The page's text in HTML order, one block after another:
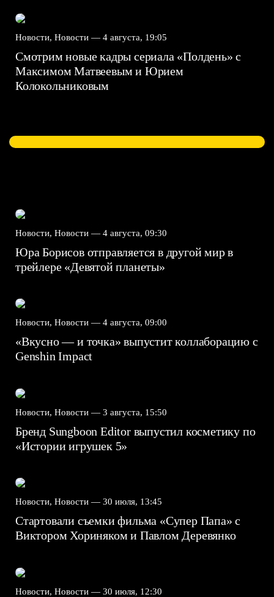
Новости, Новости — 4 августа, 19:05
Смотрим новые кадры сериала «Полдень» с
Максимом Матвеевым и Юрием
Колокольниковым
Новости, Новости — 4 августа, 09:30
Юра Борисов отправляется в другой мир в
трейлере «Девятой планеты»
Новости, Новости — 4 августа, 09:00
«Вкусно — и точка» выпустит коллаборацию с
Genshin Impact⁠⁠
Новости, Новости — 3 августа, 15:50
Бренд Sungboon Editor выпустил косметику по
«Истории игрушек 5»
Новости, Новости — 30 июля, 13:45
Стартовали съемки фильма «Супер Папа» с
Виктором Хориняком и Павлом Деревянко
Новости, Новости — 30 июля, 12:30